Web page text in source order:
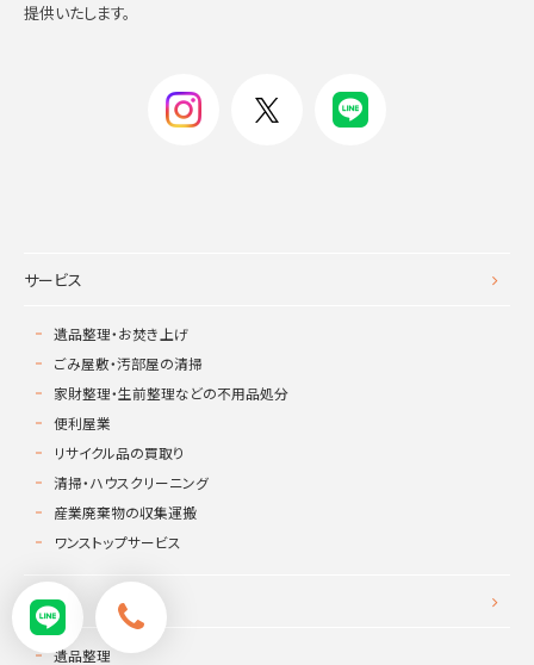
提供いたします。
サービス
遺品整理・お焚き上げ
ごみ屋敷・汚部屋の清掃
家財整理・生前整理などの不用品処分
便利屋業
リサイクル品の買取り
清掃・ハウスクリーニング
産業廃棄物の収集運搬
ワンストップサービス
料金表
遺品整理